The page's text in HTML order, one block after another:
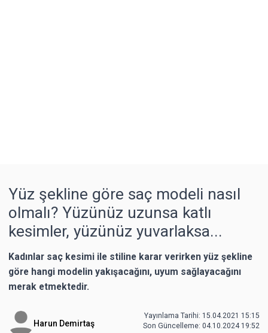
Yüz şekline göre saç modeli nasıl
olmalı? Yüzünüz uzunsa katlı
kesimler, yüzünüz yuvarlaksa...
Kadınlar saç kesimi ile stiline karar verirken yüz şekline
göre hangi modelin yakışacağını, uyum sağlayacağını
merak etmektedir.
Harun Demirtaş
Yayınlama Tarihi: 15.04.2021 15:15
Son Güncelleme: 04.10.2024 19:52